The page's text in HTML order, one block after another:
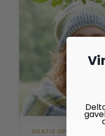
GRATIS OPSKRIFTER